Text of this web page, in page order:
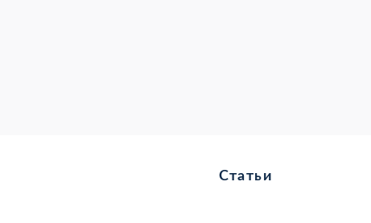
Статьи